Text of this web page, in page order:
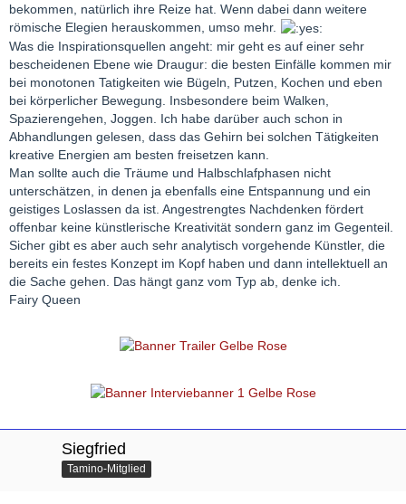
bekommen, natürlich ihre Reize hat. Wenn dabei dann weitere
römische Elegien herauskommen, umso mehr.
Was die Inspirationsquellen angeht: mir geht es auf einer sehr
bescheidenen Ebene wie Draugur: die besten Einfälle kommen mir
bei monotonen Tatigkeiten wie Bügeln, Putzen, Kochen und eben
bei körperlicher Bewegung. Insbesondere beim Walken,
Spazierengehen, Joggen. Ich habe darüber auch schon in
Abhandlungen gelesen, dass das Gehirn bei solchen Tätigkeiten
kreative Energien am besten freisetzen kann.
Man sollte auch die Träume und Halbschlafphasen nicht
unterschätzen, in denen ja ebenfalls eine Entspannung und ein
geistiges Loslassen da ist. Angestrengtes Nachdenken fördert
offenbar keine künstlerische Kreativität sondern ganz im Gegenteil.
Sicher gibt es aber auch sehr analytisch vorgehende Künstler, die
bereits ein festes Konzept im Kopf haben und dann intellektuell an
die Sache gehen. Das hängt ganz vom Typ ab, denke ich.
Fairy Queen
Siegfried
Tamino-Mitglied